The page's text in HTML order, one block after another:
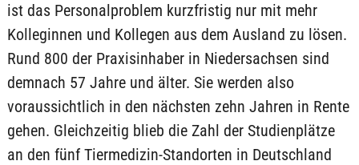
ist das Personalproblem kurzfristig nur mit mehr
Kolleginnen und Kollegen aus dem Ausland zu lösen.
Rund 800 der Praxisinhaber in Niedersachsen sind
demnach 57 Jahre und älter. Sie werden also
voraussichtlich in den nächsten zehn Jahren in Rente
gehen. Gleichzeitig blieb die Zahl der Studienplätze
an den fünf Tiermedizin-Standorten in Deutschland